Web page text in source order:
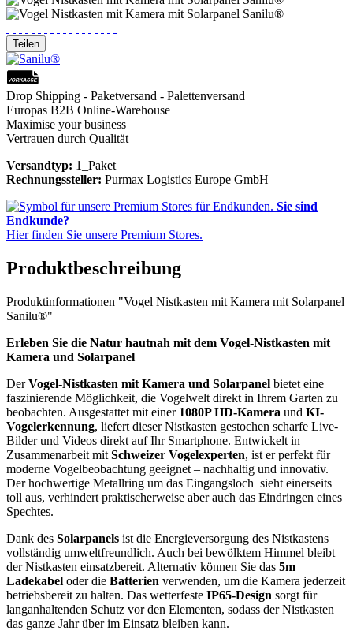
Teilen
Drop Shipping - Paketversand - Palettenversand
Europas B2B Online-Warehouse
Maximise your business
Vertrauen durch Qualität
Versandtyp: 1_Paket
Rechnungssteller: Purmax Logistics Europe GmbH
Sie sind
Endkunde?
Hier finden Sie unsere Premium Stores.
Produktbeschreibung
Produktinformationen "Vogel Nistkasten mit Kamera mit Solarpanel
Sanilu®"
Erleben Sie die Natur hautnah mit dem Vogel-Nistkasten mit
Kamera und Solarpanel
DerVogel-Nistkasten mit Kamera und Solarpanel bietet eine
faszinierende Möglichkeit, die Vogelwelt direkt in Ihrem Garten zu
beobachten. Ausgestattet mit einer 1080P HD-Kamera und KI-
Vogelerkennung, liefert dieser Nistkasten gestochen scharfe Live-
Bilder und Videos direkt auf Ihr Smartphone. Entwickelt in
Zusammenarbeit mit Schweizer Vogelexperten, ist er perfekt für
moderne Vogelbeobachtung geeignet – nachhaltig und innovativ.
Der hochwertige Metallring um das Eingangsloch sieht einerseits
toll aus, verhindert praktischerweise aber auch das Eindringen eines
Spechtes.
Dank des Solarpanels ist die Energieversorgung des Nistkastens
vollständig umweltfreundlich. Auch bei bewölktem Himmel bleibt
der Nistkasten einsatzbereit. Alternativ können Sie das 5m
Ladekabel oder die Batterien verwenden, um die Kamera jederzeit
betriebsbereit zu halten. Das wetterfeste IP65-Design sorgt für
langanhaltenden Schutz vor den Elementen, sodass der Nistkasten
das ganze Jahr über im Einsatz bleiben kann.